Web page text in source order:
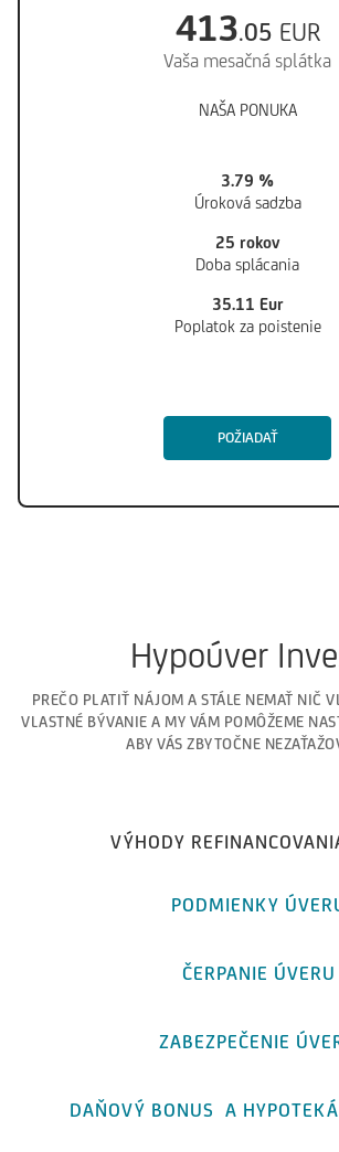
413.05 EUR
Vaša mesačná splátka
NAŠA PONUKA
3.79 %
Úroková sadzba
25 rokov
Doba splácania
35.11 Eur
Poplatok za poistenie
POŽIADAŤ
Hypoúver
PREČO PLATIŤ NÁJOM A STÁLE NEMAŤ NIČ
VLASTNÉ BÝVANIE A MY VÁM POMÔŽEME
ABY VÁS ZBYTOČNE
VÝHODY
PODMIENKY
ČERPANIE ÚVERU
ZABEZPEČENIE
DAŇOVÝ BONUS A